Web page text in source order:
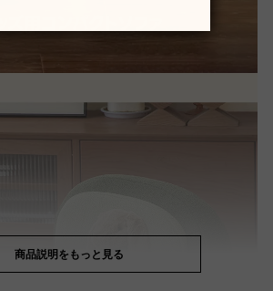
商品説明をもっと見る